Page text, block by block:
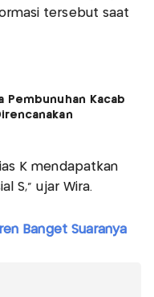
tersebut saat
Pembunuhan Kacab
K mendapatkan
S,” ujar Wira.
Banget Suaranya